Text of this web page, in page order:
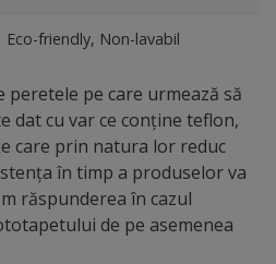
Eco-friendly, Non-lavabil
peretele pe care urmează să
cu var ce conține teflon,
care prin natura lor reduc
în timp a produselor va
răspunderea în cazul
de pe asemenea